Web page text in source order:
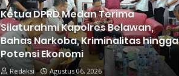
Ketua DPRD Medan Terima
Silaturahmi Kapolres Belawan,
Bahas Narkoba, Kriminalitas hingga
Potensi Ekonomi
Redaksi Agustus 06, 2026